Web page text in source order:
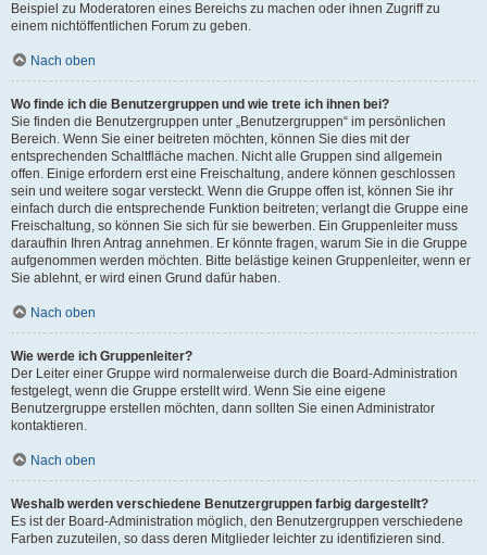
Beispiel zu Moderatoren eines Bereichs zu machen oder ihnen Zugriff zu
einem nichtöffentlichen Forum zu geben.
Nach oben
Wo finde ich die Benutzergruppen und wie trete ich ihnen bei?
Sie finden die Benutzergruppen unter „Benutzergruppen“ im persönlichen
Bereich. Wenn Sie einer beitreten möchten, können Sie dies mit der
entsprechenden Schaltfläche machen. Nicht alle Gruppen sind allgemein
offen. Einige erfordern erst eine Freischaltung, andere können geschlossen
sein und weitere sogar versteckt. Wenn die Gruppe offen ist, können Sie ihr
einfach durch die entsprechende Funktion beitreten; verlangt die Gruppe eine
Freischaltung, so können Sie sich für sie bewerben. Ein Gruppenleiter muss
daraufhin Ihren Antrag annehmen. Er könnte fragen, warum Sie in die Gruppe
aufgenommen werden möchten. Bitte belästige keinen Gruppenleiter, wenn er
Sie ablehnt, er wird einen Grund dafür haben.
Nach oben
Wie werde ich Gruppenleiter?
Der Leiter einer Gruppe wird normalerweise durch die Board-Administration
festgelegt, wenn die Gruppe erstellt wird. Wenn Sie eine eigene
Benutzergruppe erstellen möchten, dann sollten Sie einen Administrator
kontaktieren.
Nach oben
Weshalb werden verschiedene Benutzergruppen farbig dargestellt?
Es ist der Board-Administration möglich, den Benutzergruppen verschiedene
Farben zuzuteilen, so dass deren Mitglieder leichter zu identifizieren sind.